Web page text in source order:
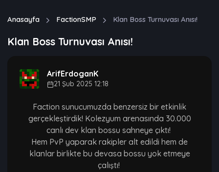
Anasayfa FactionSMP Klan Boss Turnuvası Anısı!
Klan Boss Turnuvası Anısı!
ArifErdoganK
21 Şub 2025 12:18
Faction sunucumuzda benzersiz bir etkinlik
gerçekleştirdik! Kolezyum arenasında 30.000
canlı dev klan bossu sahneye çıktı!
Hem PvP yaparak rakipler alt edildi hem de
klanlar birlikte bu devasa bossu yok etmeye
çalıştı!